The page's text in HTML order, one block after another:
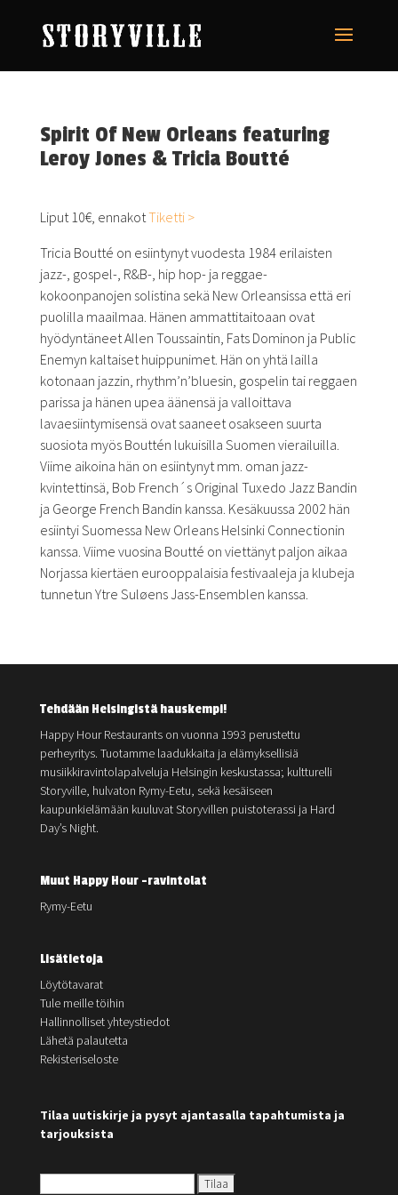
Spirit Of New Orleans featuring
Leroy Jones & Tricia Boutté
Liput 10€, ennakotTiketti >
Tricia Boutté on esiintynyt vuodesta 1984 erilaisten
jazz-, gospel-, R&B-, hip hop- ja reggae-
kokoonpanojen solistina sekä New Orleansissa että eri
puolilla maailmaa. Hänen ammattitaitoaan ovat
hyödyntäneet Allen Toussaintin, Fats Dominon ja Public
Enemyn kaltaiset huippunimet. Hän on yhtä lailla
kotonaan jazzin, rhythm’n’bluesin, gospelin tai reggaen
parissa ja hänen upea äänensä ja valloittava
lavaesiintymisensä ovat saaneet osakseen suurta
suosiota myös Bouttén lukuisilla Suomen vierailuilla.
Viime aikoina hän on esiintynyt mm. oman jazz-
kvintettinsä, Bob French´s Original Tuxedo Jazz Bandin
ja George French Bandin kanssa. Kesäkuussa 2002 hän
esiintyi Suomessa New Orleans Helsinki Connectionin
kanssa. Viime vuosina Boutté on viettänyt paljon aikaa
Norjassa kiertäen eurooppalaisia festivaaleja ja klubeja
tunnetun Ytre Suløens Jass-Ensemblen kanssa.
Tehdään Helsingistä hauskempi!
Happy Hour Restaurants on vuonna 1993 perustettu
perheyritys. Tuotamme laadukkaita ja elämyksellisiä
musiikkiravintolapalveluja Helsingin keskustassa; kultturelli
Storyville, hulvaton Rymy-Eetu, sekä kesäiseen
kaupunkielämään kuuluvat Storyvillen puistoterassi ja Hard
Day’s Night.
Muut Happy Hour -ravintolat
Rymy-Eetu
Lisätietoja
Löytötavarat
Tule meille töihin
Hallinnolliset yhteystiedot
Lähetä palautetta
Rekisteriseloste
Tilaa uutiskirje ja pysyt ajantasalla tapahtumista ja
tarjouksista